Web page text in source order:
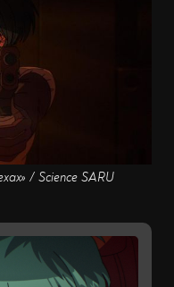
/ Science SARU